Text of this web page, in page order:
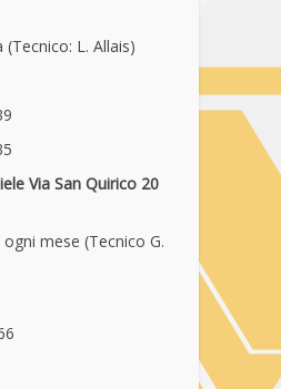
L. Allais)
Via San Quirico 20
ogni mese (Tecnico G.